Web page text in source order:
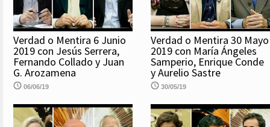
Verdad o Mentira 6 Junio
2019 con Jesús Serrera,
Fernando Collado y Juan
G. Arozamena
06/06/19
Verdad o Mentira 30 Mayo
2019 con María Ángeles
Samperio, Enrique Conde
y Aurelio Sastre
30/05/19